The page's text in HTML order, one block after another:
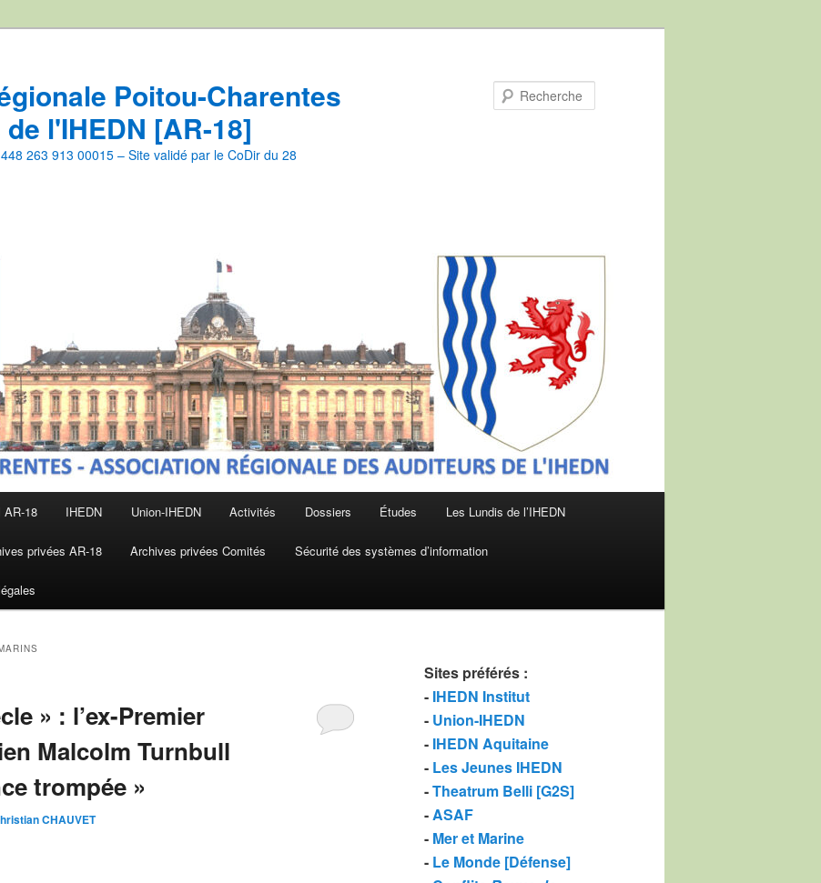
Poitou-Charentes
l'IHEDN [AR-18]
263 913 00015 – Site validé par le CoDir du 28
18 IHEDN Union-IHEDN Activités Dossiers Études Les Lundis de l’IHEDN
privées AR-18 Archives privées Comités Sécurité des systèmes d’information
» : l’ex-Premier
Malcolm Turnbull
trompée »
CHAUVET
Sites préférés :
- IHEDN Institut
- Union-IHEDN
- IHEDN Aquitaine
- Les Jeunes IHEDN
-Theatrum Belli [G2S]
-ASAF
- Mer et Marine
- Le Monde [Défense]